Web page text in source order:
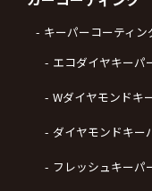
キーパーコーティン
エコダイヤキーパ
Wダイヤモンドキ
ダイヤモンドキー
フレッシュキーパ